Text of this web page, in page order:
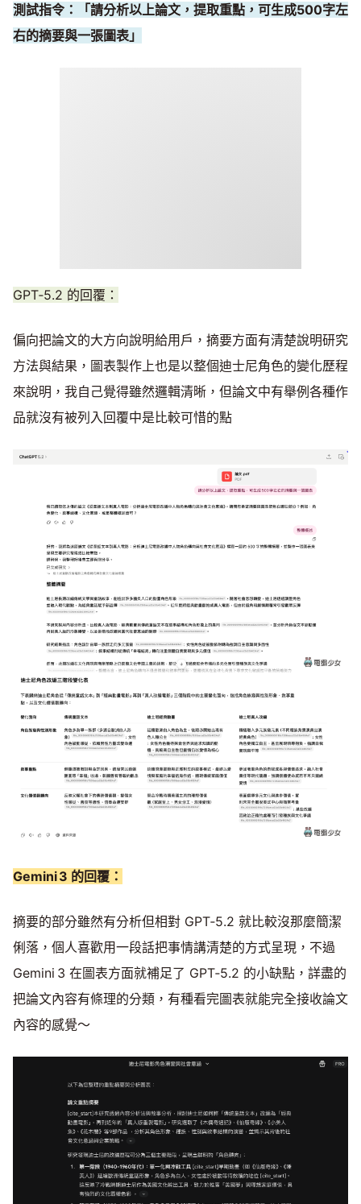
測試指令：「請分析以上論文，提取重點，可生成500字左
右的摘要與一張圖表」
GPT‑5.2 的回覆：
偏向把論文的大方向說明給用戶，摘要方面有清楚說明研究
方法與結果，圖表製作上也是以整個迪士尼角色的變化歷程
來說明，我自己覺得雖然邏輯清晰，但論文中有舉例各種作
品就沒有被列入回覆中是比較可惜的點
Gemini 3 的回覆：
摘要的部分雖然有分析但相對 GPT‑5.2 就比較沒那麼簡潔
俐落，個人喜歡用一段話把事情講清楚的方式呈現，不過
Gemini 3 在圖表方面就補足了 GPT‑5.2 的小缺點，詳盡的
把論文內容有條理的分類，有種看完圖表就能完全接收論文
內容的感覺～